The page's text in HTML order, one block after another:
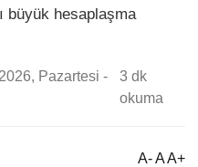
büyük hesaplaşma
Pazartesi -
3 dk
okuma
A- A A+